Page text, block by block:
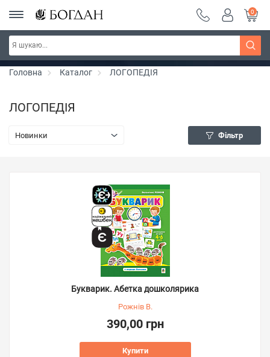
Серія "Чейзіана" ~ знижка 20%
0
Головна Каталог ЛОГОПЕДІЯ
ЛОГОПЕДІЯ
Новинки Фільтр
Букварик. Абетка дошколярика
Рожнів В.
390,00 грн
Купити